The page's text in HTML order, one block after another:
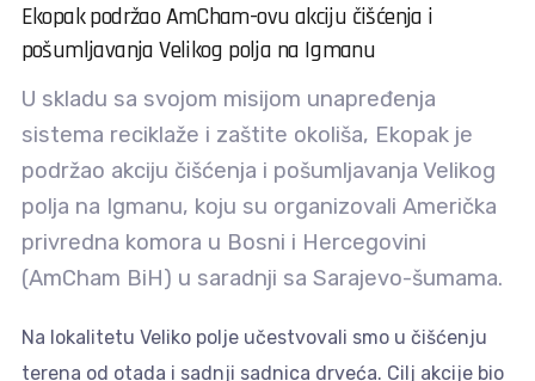
Ekopak podržao AmCham-ovu akciju čišćenja i
pošumljavanja Velikog polja na Igmanu
U skladu sa svojom misijom unapređenja
sistema reciklaže i zaštite okoliša, Ekopak je
podržao akciju čišćenja i pošumljavanja Velikog
polja na Igmanu, koju su organizovali Američka
privredna komora u Bosni i Hercegovini
(AmCham BiH) u saradnji sa Sarajevo-šumama.
Na lokalitetu Veliko polje učestvovali smo u čišćenju
terena od otada i sadnji sadnica drveća. Cilj akcije bio